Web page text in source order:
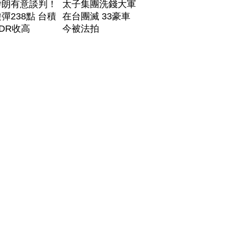
有意談判！
238點 台積
收高
太子集團洗錢大軍
在台團滅 33豪車
今被法拍